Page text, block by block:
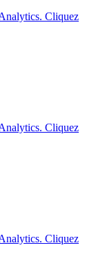
Cliquez
Cliquez
Cliquez